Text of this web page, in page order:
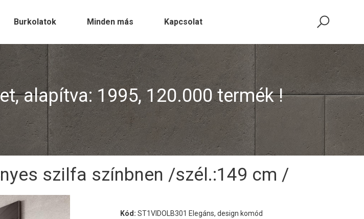
Burkolatok Minden más Kapcsolat
alapítva: 1995, 120.000 termék !
szilfa színbnen /szél.:149 cm /
Kód: ST1VIDOLB301 Elegáns, design komód